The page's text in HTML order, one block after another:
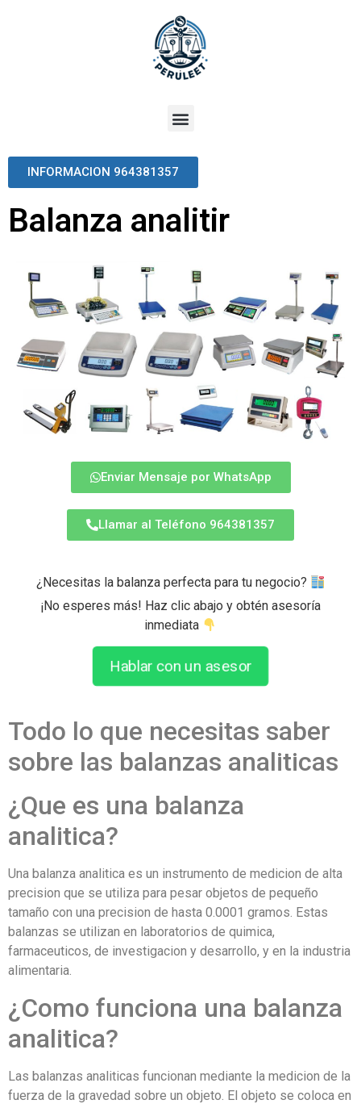
INFORMACION 964381357
Balanza analitir
Enviar Mensaje por WhatsApp
Llamar al Teléfono 964381357
¿Necesitas la balanza perfecta para tu negocio?
¡No esperes más! Haz clic abajo y obtén asesoría
inmediata
Hablar con un asesor
Todo lo que necesitas saber
sobre las balanzas analiticas
¿Que es una balanza
analitica?
Una balanza analitica es un instrumento de medicion de alta
precision que se utiliza para pesar objetos de pequeño
tamaño con una precision de hasta 0.0001 gramos. Estas
balanzas se utilizan en laboratorios de quimica,
farmaceuticos, de investigacion y desarrollo, y en la industria
alimentaria.
¿Como funciona una balanza
analitica?
Las balanzas analiticas funcionan mediante la medicion de la
fuerza de la gravedad sobre un objeto. El objeto se coloca en